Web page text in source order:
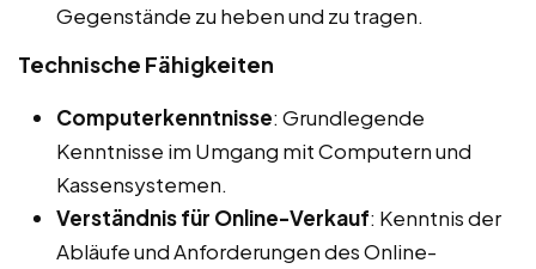
Gegenstände zu heben und zu tragen.
Technische Fähigkeiten
Computerkenntnisse: Grundlegende
Kenntnisse im Umgang mit Computern und
Kassensystemen.
Verständnis für Online-Verkauf: Kenntnis der
Abläufe und Anforderungen des Online-